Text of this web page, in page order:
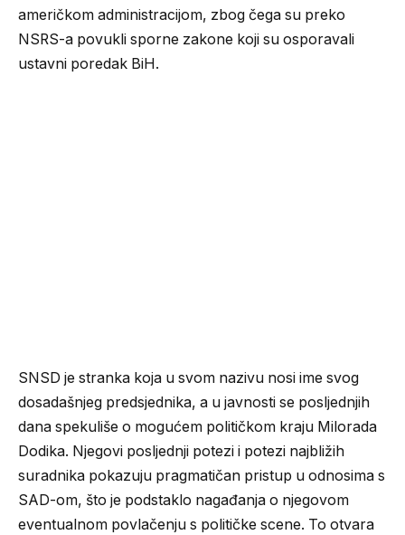
američkom administracijom, zbog čega su preko
NSRS-a povukli sporne zakone koji su osporavali
ustavni poredak BiH.
SNSD je stranka koja u svom nazivu nosi ime svog
dosadašnjeg predsjednika, a u javnosti se posljednjih
dana spekuliše o mogućem političkom kraju Milorada
Dodika. Njegovi posljednji potezi i potezi najbližih
suradnika pokazuju pragmatičan pristup u odnosima s
SAD-om, što je podstaklo nagađanja o njegovom
eventualnom povlačenju s političke scene. To otvara